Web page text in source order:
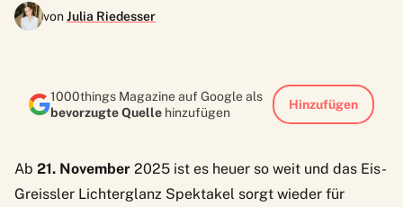
vonJulia Riedesser
1000things Magazine auf Google als
bevorzugte Quelle hinzufügen
Hinzufügen
Ab 21. November 2025 ist es heuer so weit und das Eis-
Greissler Lichterglanz Spektakel sorgt wieder für